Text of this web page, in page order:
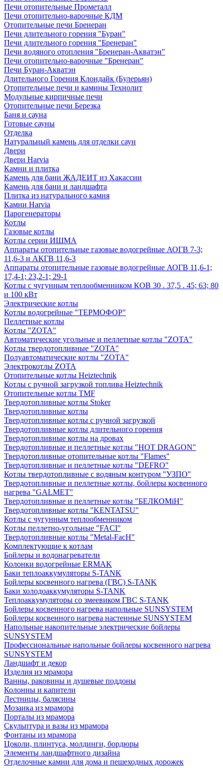
Печи отопительные Прометалл
Печи отопительно-варочные КДМ
Отопительные печи Бренеран
Печи длительного горения "Буран"
Печи длительного горения "Бренеран"
Печи водяного отопления "Бренеран-Акватэн"
Печи отопительно-варочные "Бренеран"
Печи Буран-Акватэн
Длительного Горения Клондайк (Булерьян)
Отопительные печи и камины Технолит
Модульные кирпичные печи
Отопительные печи Березка
Баня и сауна
Готовые сауны
Отделка
Натуральный камень для отделки саун
Двери
Двери Harvia
Камни и плитка
Камень для бани ЖАДЕИТ из Хакассии
Камень для бани и ландшафта
Плитка из натурального камня
Камни Harvia
Парогенераторы
Котлы
Газовые котлы
Котлы серии ИШМА
Аппараты отопительные газовые водогрейные АОГВ 7-3;
11,6-3 и АКГВ 11,6-3
Аппараты отопительные газовые водогрейные АОГВ 11,6-1;
17,4-1; 23,2-1; 29-1
Котлы с чугунным теплообменником КОВ 30 . 37,5 . 45; 63; 80
и 100 кВт
Электрические котлы
Котлы водогрейные "ТЕРМОФОР"
Пеллетные котлы
Котлы "ZOTA"
Автоматические угольные и пеллетные котлы "ZOTA"
Котлы твердотопливные "ZOTA"
Полуавтоматические котлы "ZOTA"
Электрокотлы ZOTA
Отопительные котлы Heiztechnik
Котлы с ручной загрузкой топлива Heiztechnik
Отопительные котлы TMF
Твердотопливные котлы Stoker
Твердотопливные котлы
Твердотопливные котлы с ручной загрузкой
Твердотопливные котлы длительного горения
Твердотопливные котлы на дровах
Твердотопливные и пеллетные котлы "HOT DRAGON"
Твердотопливные отопительные котлы "Flames"
Твердотопливные и пеллетные котлы "DEFRO"
Котлы твердотопливные с водяным контуром "УЗПО"
Твердотопливные и пеллетные котлы, бойлеры косвенного
нагрева "GALMET"
Твердотопливные и пеллетные котлы "БЕЛКОМiН"
Твердотопливные котлы "KENTATSU"
Котлы с чугунным теплообменником
Котлы пеллетно-угольные "FACI"
Твердотопливные котлы "Metal-FacH"
Комплектующие к котлам
Бойлеры и водонагреватели
Колонки водогрейные ERMAK
Баки теплоаккумуляторы S-TANK
Бойлеры косвенного нагрева (ГВС) S-TANK
Баки холодоаккумуляторы S-TANK
Теплоаккумуляторы со змеевиком ГВС S-TANK
Бойлеры косвенного нагрева напольные SUNSYSTEM
Бойлеры косвенного нагрева настенные SUNSYSTEM
Напольные накопительные электрические бойлеры
SUNSYSTEM
Профессиональные напольные бойлеры косвенного нагрева
SUNSYSTEM
Ландшафт и декор
Изделия из мрамора
Ванны, раковины и душевые поддоны
Колонны и капители
Лестницы, балясины
Мозаика из мрамора
Порталы из мрамора
Скульптура и вазы из мрамора
Фонтаны из мрамора
Цоколи, плинтуса, молдинги, бордюры
Элементы ландшафтного дизайна
Отделочные камни для дома и пешеходных дорожек